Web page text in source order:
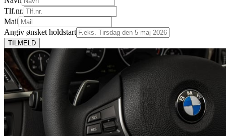
Tlf.nr.
Mail
Angiv ønsket holdstart
TILMELD